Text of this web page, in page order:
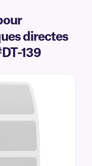
directes
139